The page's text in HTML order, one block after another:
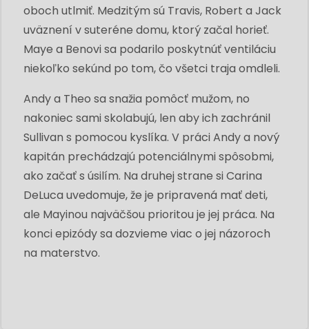
oboch utlmiť. Medzitým sú Travis, Robert a Jack
uväznení v suteréne domu, ktorý začal horieť.
Maye a Benovi sa podarilo poskytnúť ventiláciu
niekoľko sekúnd po tom, čo všetci traja omdleli.
Andy a Theo sa snažia pomôcť mužom, no
nakoniec sami skolabujú, len aby ich zachránil
Sullivan s pomocou kyslíka. V práci Andy a nový
kapitán prechádzajú potenciálnymi spôsobmi,
ako začať s úsilím. Na druhej strane si Carina
DeLuca uvedomuje, že je pripravená mať deti,
ale Mayinou najväčšou prioritou je jej práca. Na
konci epizódy sa dozvieme viac o jej názoroch
na materstvo.